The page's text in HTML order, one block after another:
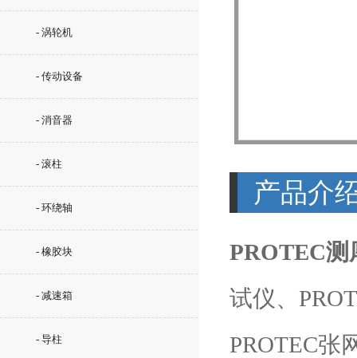
- 涡轮机
- 传动设备
- 消音器
- 滚柱
- 环绕轴
- 橡胶块
- 减速箱
- 导柱
产品介
PROTEC测
试仪、
PROTEC张